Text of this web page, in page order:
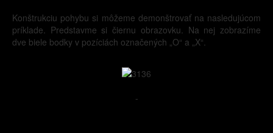
Konštrukciu pohybu si môžeme demonštrovať na nasledujúcom
príklade. Predstavme si čiernu obrazovku. Na nej zobrazíme
dve biele bodky v pozíciách označených „O“ a „X“.
-